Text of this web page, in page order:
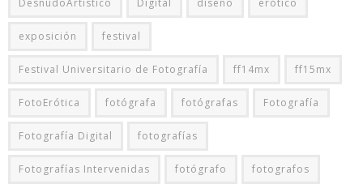
exposición festival
Festival Universitario de Fotografía ff14mx ff15mx
FotoErótica fotógrafa fotógrafas Fotografía
Fotografía Digital fotografías
Fotografías Intervenidas fotógrafo fotografos